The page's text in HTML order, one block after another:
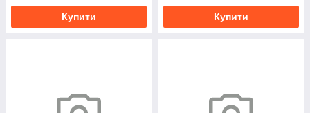
Купити Купити